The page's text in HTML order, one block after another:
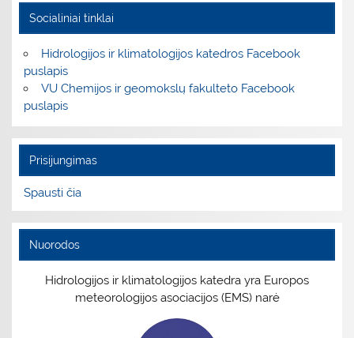
Socialiniai tinklai
Hidrologijos ir klimatologijos katedros Facebook
puslapis
VU Chemijos ir geomokslų fakulteto Facebook
puslapis
Prisijungimas
Spausti čia
Nuorodos
Hidrologijos ir klimatologijos katedra yra Europos
meteorologijos asociacijos (EMS) narė